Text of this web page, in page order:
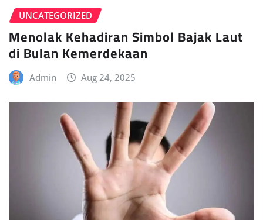
UNCATEGORIZED
Menolak Kehadiran Simbol Bajak Laut
di Bulan Kemerdekaan
Admin Aug 24, 2025